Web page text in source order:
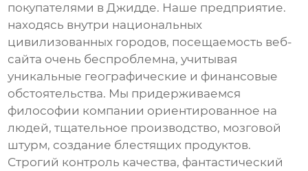
покупателями в Джидде. Наше предприятие.
находясь внутри национальных
цивилизованных городов, посещаемость веб-
сайта очень беспроблемна, учитывая
уникальные географические и финансовые
обстоятельства. Мы придерживаемся
философии компании ориентированное на
людей, тщательное производство, мозговой
штурм, создание блестящих продуктов.
Строгий контроль качества, фантастический